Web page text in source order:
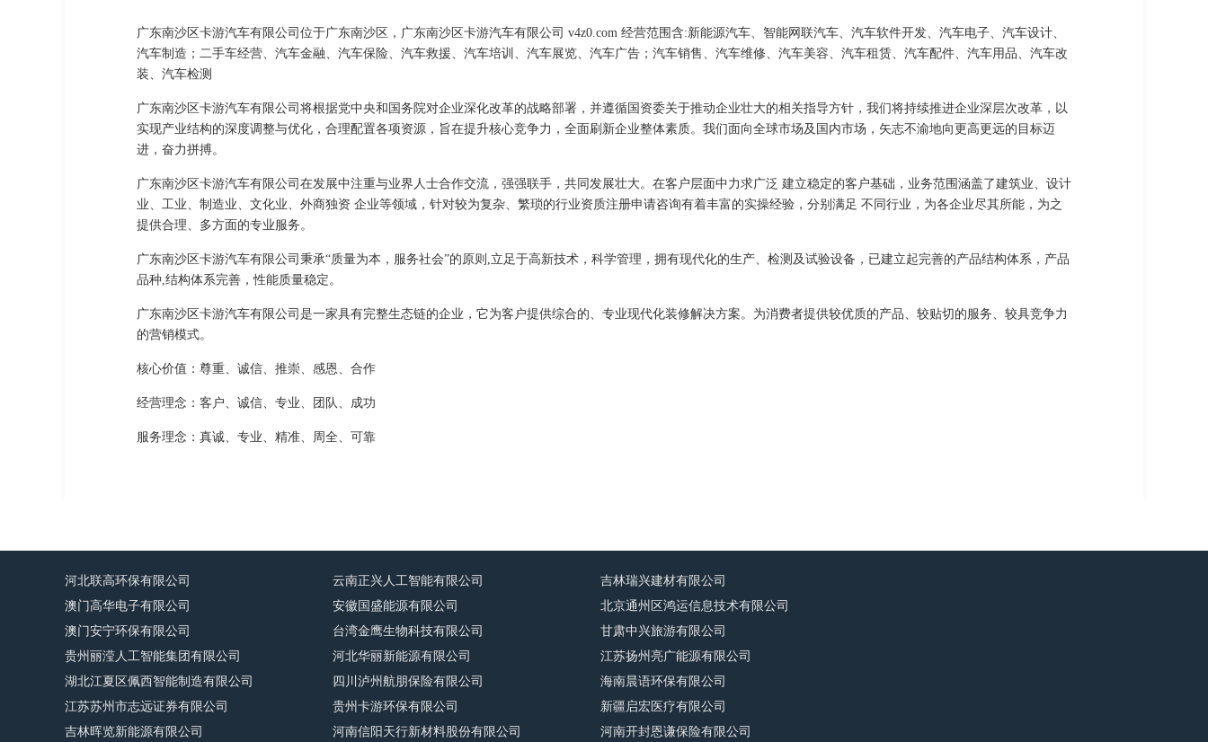
广东南沙区卡游汽车有限公司位于广东南沙区，广东南沙区卡游汽车有限公司 v4z0.com 经营范围含:新能源汽车、智能网联汽车、汽车软件开发、汽车电子、汽车设计、
汽车制造；二手车经营、汽车金融、汽车保险、汽车救援、汽车培训、汽车展览、汽车广告；汽车销售、汽车维修、汽车美容、汽车租赁、汽车配件、汽车用品、汽车改
装、汽车检测
广东南沙区卡游汽车有限公司将根据党中央和国务院对企业深化改革的战略部署，并遵循国资委关于推动企业壮大的相关指导方针，我们将持续推进企业深层次改革，以
实现产业结构的深度调整与优化，合理配置各项资源，旨在提升核心竞争力，全面刷新企业整体素质。我们面向全球市场及国内市场，矢志不渝地向更高更远的目标迈
进，奋力拼搏。
广东南沙区卡游汽车有限公司在发展中注重与业界人士合作交流，强强联手，共同发展壮大。在客户层面中力求广泛 建立稳定的客户基础，业务范围涵盖了建筑业、设计
业、工业、制造业、文化业、外商独资 企业等领域，针对较为复杂、繁琐的行业资质注册申请咨询有着丰富的实操经验，分别满足 不同行业，为各企业尽其所能，为之
提供合理、多方面的专业服务。
广东南沙区卡游汽车有限公司秉承“质量为本，服务社会”的原则,立足于高新技术，科学管理，拥有现代化的生产、检测及试验设备，已建立起完善的产品结构体系，产品
品种,结构体系完善，性能质量稳定。
广东南沙区卡游汽车有限公司是一家具有完整生态链的企业，它为客户提供综合的、专业现代化装修解决方案。为消费者提供较优质的产品、较贴切的服务、较具竞争力
的营销模式。
核心价值：尊重、诚信、推崇、感恩、合作
经营理念：客户、诚信、专业、团队、成功
服务理念：真诚、专业、精准、周全、可靠
河北联高环保有限公司 云南正兴人工智能有限公司
吉林瑞兴建材有限公司
澳门高华电子有限公司
安徽国盛能源有限公司
北京通州区鸿运信息技术有限公司
澳门安宁环保有限公司
台湾金鹰生物科技有限公司
甘肃中兴旅游有限公司
贵州丽滢人工智能集团有限公司
河北华丽新能源有限公司
江苏扬州亮广能源有限公司
湖北江夏区佩西智能制造有限公司
四川泸州航朋保险有限公司
海南晨语环保有限公司
江苏苏州市志远证券有限公司
贵州卡游环保有限公司
新疆启宏医疗有限公司
吉林晖览新能源有限公司
河南信阳天行新材料股份有限公司 河南开封恩谦保险有限公司